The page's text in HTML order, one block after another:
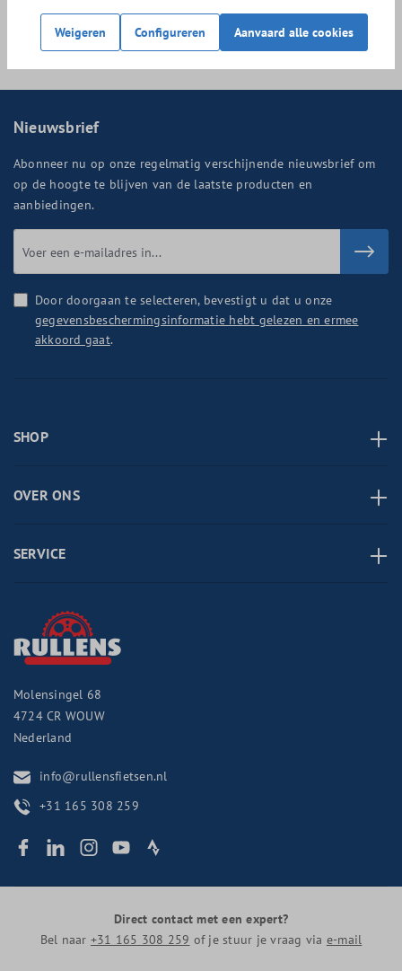
rekening. Met vragen over onze wielerkleding voor
vrouwen, kun je bellen naar 0165 308 259.
Nieuwsbrief
Abonneer nu op onze regelmatig verschijnende nieuwsbrief om
op de hoogte te blijven van de laatste producten en
aanbiedingen.
Door doorgaan te selecteren, bevestigt u dat u onze
gegevensbeschermingsinformatie hebt gelezen en ermee
akkoord gaat.
SHOP
OVER ONS
SERVICE
Molensingel 68
4724 CR WOUW
Nederland
info@rullensfietsen.nl
+31 165 308 259
Direct contact met een expert?
Bel naar +31 165 308 259 of je stuur je vraag via e-mail
Weigeren Configureren Aanvaard alle cookies